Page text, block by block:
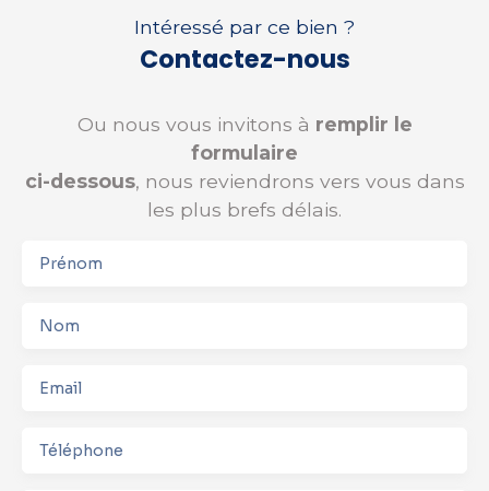
Intéressé par ce bien ?
Contactez-nous
Ou nous vous invitons à remplir le
formulaire
ci-dessous, nous reviendrons vers vous dans
les plus brefs délais.
Prénom
Nom
Email
Téléphone